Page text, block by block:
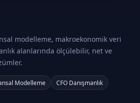
modelleme, makroekonomik veri
alanlarında ölçülebilir, net ve
Modelleme
CFO Danışmanlık